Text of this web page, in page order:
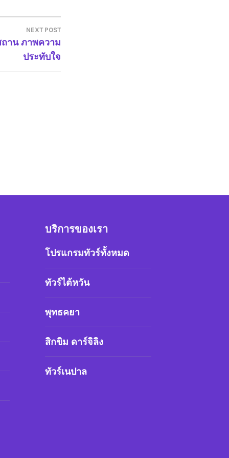
NEXT POST
าน ภาพความ
ประทับใจ
บริการของเรา
โปรแกรมทัวร์ทั้งหมด
ทัวร์ไต้หวัน
พุทธคยา
สิกขิม ดาร์จิลิง
ทัวร์เนปาล